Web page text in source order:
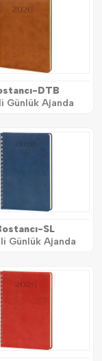
DTB
Günlük Ajanda
SL
Günlük Ajanda